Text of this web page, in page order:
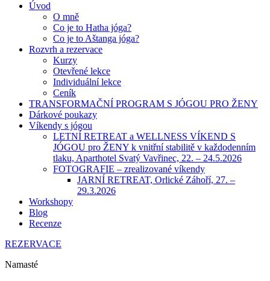
Úvod
O mně
Co je to Hatha jóga?
Co je to Aštanga jóga?
Rozvrh a rezervace
Kurzy
Otevřené lekce
Individuální lekce
Ceník
TRANSFORMAČNÍ PROGRAM S JÓGOU PRO ŽENY
Dárkové poukazy
Víkendy s jógou
LETNÍ RETREAT a WELLNESS VÍKEND S
JÓGOU pro ŽENY k vnitřní stabilitě v každodenním
tlaku, Aparthotel Svatý Vavřinec, 22. – 24.5.2026
FOTOGRAFIE – zrealizované víkendy
JARNÍ RETREAT, Orlické Záhoří, 27. –
29.3.2026
Workshopy
Blog
Recenze
REZERVACE
Namasté